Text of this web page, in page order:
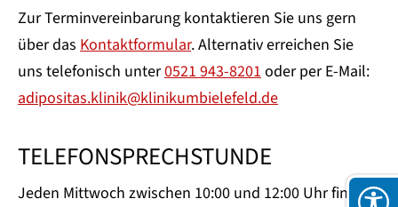
Zur Terminvereinbarung kontaktieren Sie uns gern
über das Kontaktformular. Alternativ erreichen Sie
uns telefonisch unter0521 943-8201 oder per E-Mail:
adipositas.klinik@klinikumbielefeld.de
TELEFONSPRECHSTUNDE
Jeden Mittwoch zwischen 10:00 und 12:00 Uhr findet